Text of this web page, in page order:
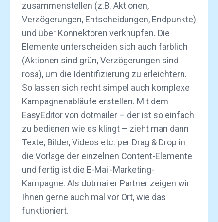
zusammenstellen (z.B. Aktionen,
Verzögerungen, Entscheidungen, Endpunkte)
und über Konnektoren verknüpfen. Die
Elemente unterscheiden sich auch farblich
(Aktionen sind grün, Verzögerungen sind
rosa), um die Identifizierung zu erleichtern.
So lassen sich recht simpel auch komplexe
Kampagnenabläufe erstellen. Mit dem
EasyEditor von dotmailer – der ist so einfach
zu bedienen wie es klingt – zieht man dann
Texte, Bilder, Videos etc. per Drag & Drop in
die Vorlage der einzelnen Content-Elemente
und fertig ist die E-Mail-Marketing-
Kampagne. Als dotmailer Partner zeigen wir
Ihnen gerne auch mal vor Ort, wie das
funktioniert.